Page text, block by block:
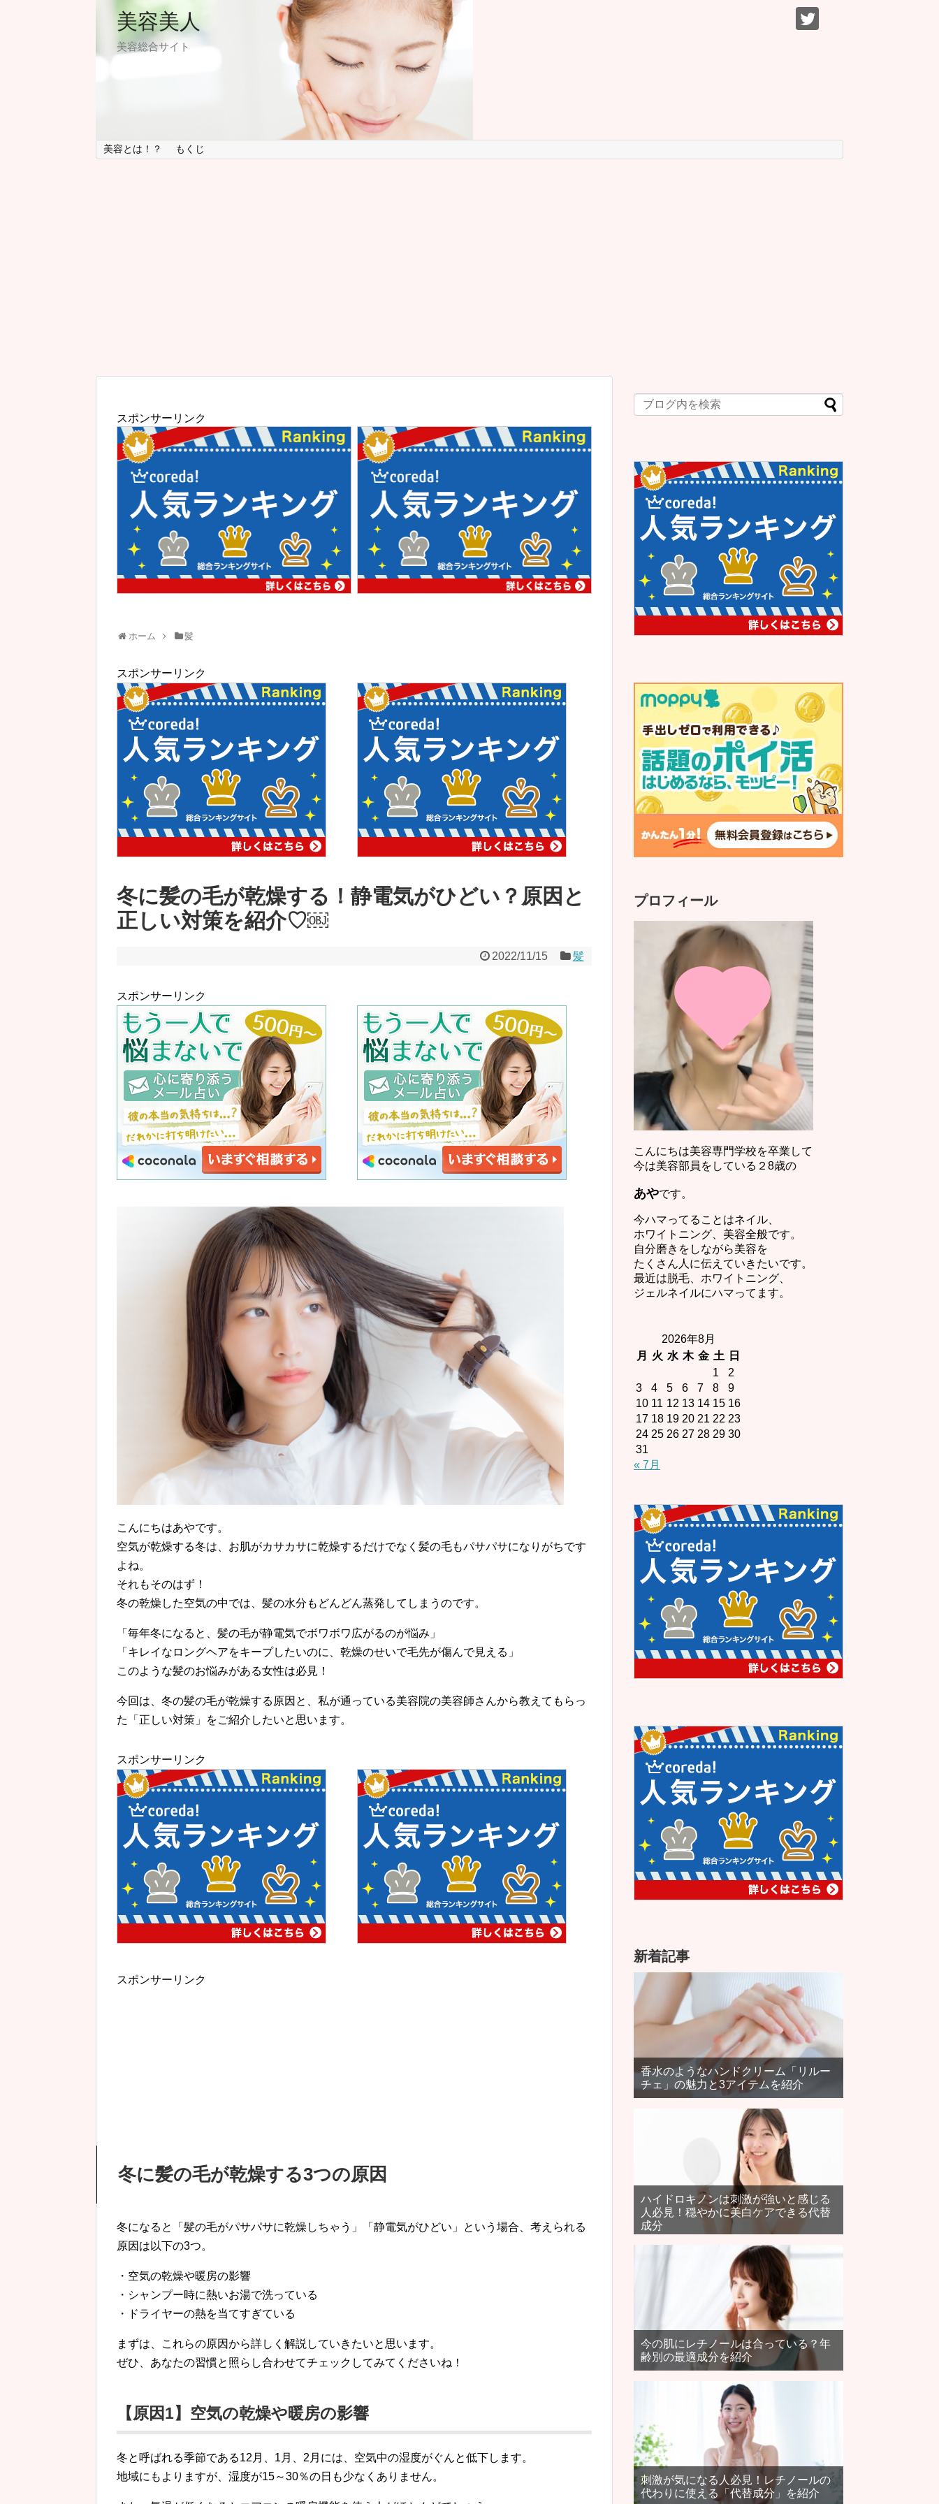
美容美人
美容総合サイト
美容とは！？ もくじ
スポンサーリンク
ホーム 髪
スポンサーリンク
冬に髪の毛が乾燥する！静電気がひどい？原因と
正しい対策を紹介♡￼
2022/11/15 髪
スポンサーリンク
こんにちはあやです。
空気が乾燥する冬は、お肌がカサカサに乾燥するだけでなく髪の毛もパサパサになりがちです
よね。
それもそのはず！
冬の乾燥した空気の中では、髪の水分もどんどん蒸発してしまうのです。
「毎年冬になると、髪の毛が静電気でボワボワ広がるのが悩み」
「キレイなロングヘアをキープしたいのに、乾燥のせいで毛先が傷んで見える」
このような髪のお悩みがある女性は必見！
今回は、冬の髪の毛が乾燥する原因と、私が通っている美容院の美容師さんから教えてもらっ
た「正しい対策」をご紹介したいと思います。
スポンサーリンク
スポンサーリンク
冬に髪の毛が乾燥する3つの原因
冬になると「髪の毛がパサパサに乾燥しちゃう」「静電気がひどい」という場合、考えられる
原因は以下の3つ。
・空気の乾燥や暖房の影響
・シャンプー時に熱いお湯で洗っている
・ドライヤーの熱を当てすぎている
まずは、これらの原因から詳しく解説していきたいと思います。
ぜひ、あなたの習慣と照らし合わせてチェックしてみてくださいね！
【原因1】空気の乾燥や暖房の影響
冬と呼ばれる季節である12月、1月、2月には、空気中の湿度がぐんと低下します。
地域にもよりますが、湿度が15～30％の日も少なくありません。
プロフィール
こんにちは美容専門学校を卒業して
今は美容部員をしている２8歳の
あやです。
今ハマってることはネイル、
ホワイトニング、美容全般です。
自分磨きをしながら美容を
たくさん人に伝えていきたいです。
最近は脱毛、ホワイトニング、
ジェルネイルにハマってます。
2026年8月
月
火 水 木 金 土
日
1
2
3
4 5 6 7 8
9
10 11 12 13 14 15 16
17 18 19 20 21 22 23
24 25 26 27 28 29 30
31
« 7月
新着記事
香水のようなハンドクリーム「リルー
チェ」の魅力と3アイテムを紹介
ハイドロキノンは刺激が強いと感じる
人必見！穏やかに美白ケアできる代替
成分
今の肌にレチノールは合っている？年
齢別の最適成分を紹介
刺激が気になる人必見！レチノールの
代わりに使える「代替成分」を紹介